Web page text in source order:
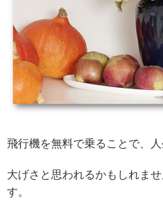
飛行機を無料で乗ることで、人
大げさと思われるかもしれま
す。